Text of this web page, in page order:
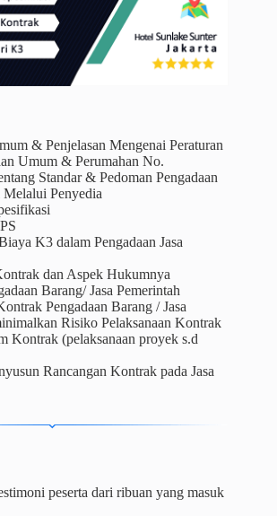
& Penjelasan Mengenai Peraturan
Umum & Perumahan No.
Standar & Pedoman Pengadaan
Melalui Penyedia
K3 dalam Pengadaan Jasa
dan Aspek Hukumnya
Barang/ Jasa Pemerintah
Pengadaan Barang / Jasa
Risiko Pelaksanaan Kontrak
Kontrak (pelaksanaan proyek s.d
Rancangan Kontrak pada Jasa
peserta dari ribuan yang masuk